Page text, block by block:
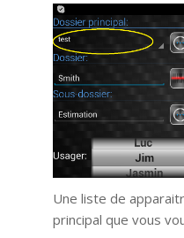
Une liste de
principal que vous